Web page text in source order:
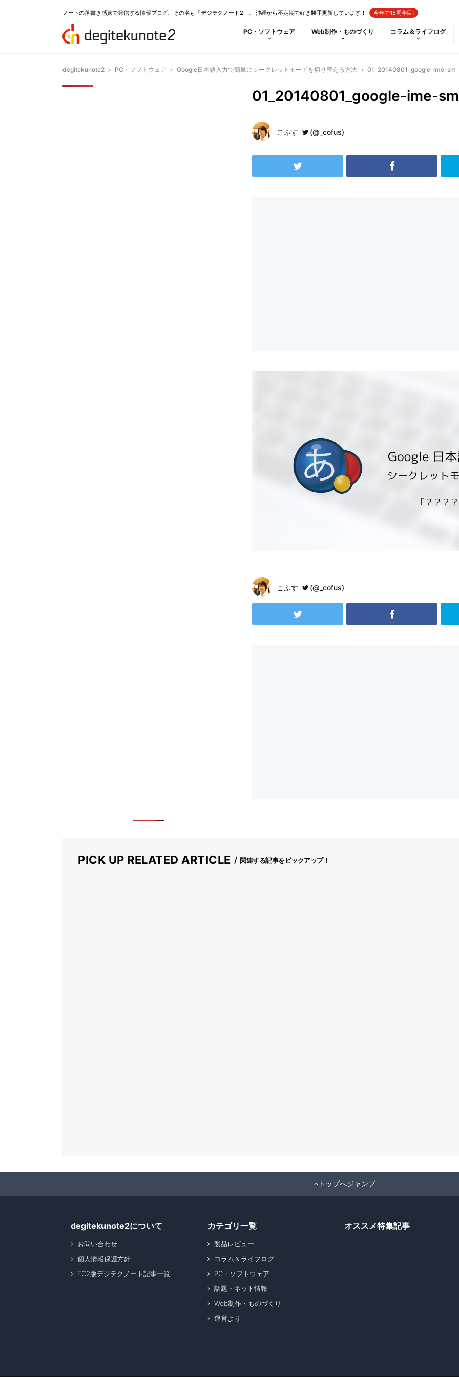
ノートの落書き感覚で発信する情報ブログ、その名も「デジテクノート2」。 沖縄から不定期で好き勝手更新しています！ 今年で15周年目!
PC・ソフトウェア Web制作・ものづくり コラム＆ライフログ
degitekunote2 > PC・ソフトウェア > Google日本語入力で簡単にシークレットモードを切り替える方法 > 01_20140801_google-ime-sm
01_20140801_google-ime-sm
こふす (@_cofus)
こふす (@_cofus)
PICK UP RELATED ARTICLE 関連する記事をピックアップ！
トップへジャンプ
degitekunote2について
お問い合わせ
個人情報保護方針
FC2版デジテクノート記事一覧
カテゴリ一覧
製品レビュー
コラム＆ライフログ
PC・ソフトウェア
話題・ネット情報
Web制作・ものづくり
運営より
オススメ特集記事